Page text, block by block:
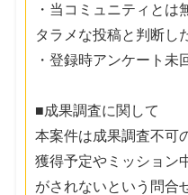
・当コミュニティと
タラメな投稿と判断し
・登録時アンケート未
■成果調査に関して
本案件は成果調査不可
獲得予定やミッション
がされないという問合